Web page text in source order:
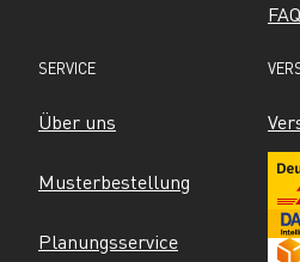
SERVICE
Über uns
Musterbestellung
Planungsservice